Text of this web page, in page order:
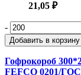
21,05 ₽
-
Добавить в корзину
Гофрокороб
FEFCO 0201/